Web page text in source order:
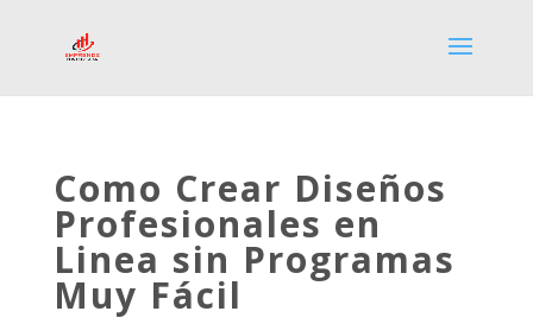
Como Crear Diseños
Profesionales en
Linea sin Programas
Muy Fácil